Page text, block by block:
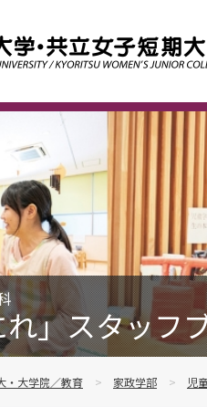
」スタッフ
・大学院／教育 家政学部 児